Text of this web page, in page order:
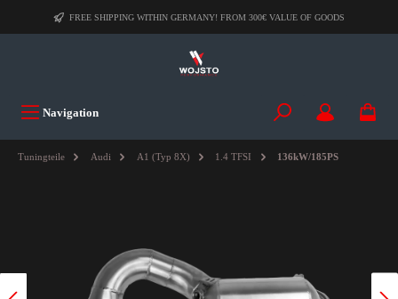
FREE SHIPPING WITHIN GERMANY! FROM 300€ VALUE OF GOODS
Navigation
Tuningteile Audi A1 (Typ 8X) 1.4 TFSI 136kW/185PS